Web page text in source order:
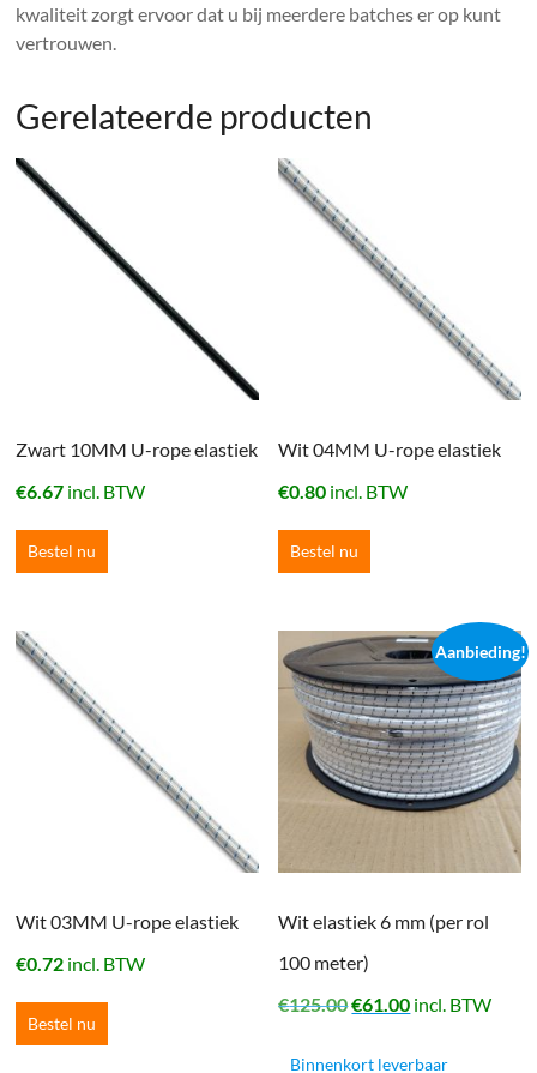
kwaliteit zorgt ervoor dat u bij meerdere batches er op kunt
vertrouwen.
Gerelateerde producten
Zwart 10MM U-rope elastiek
€6.67 incl. BTW
Bestel nu
Wit 04MM U-rope elastiek
€0.80 incl. BTW
Bestel nu
Wit 03MM U-rope elastiek
€0.72 incl. BTW
Bestel nu
Aanbieding!
Wit elastiek 6 mm (per rol
100 meter)
€125.00Oorspronkelijke
€61.00Huidige
incl. BTW
Binnenkort leverbaar